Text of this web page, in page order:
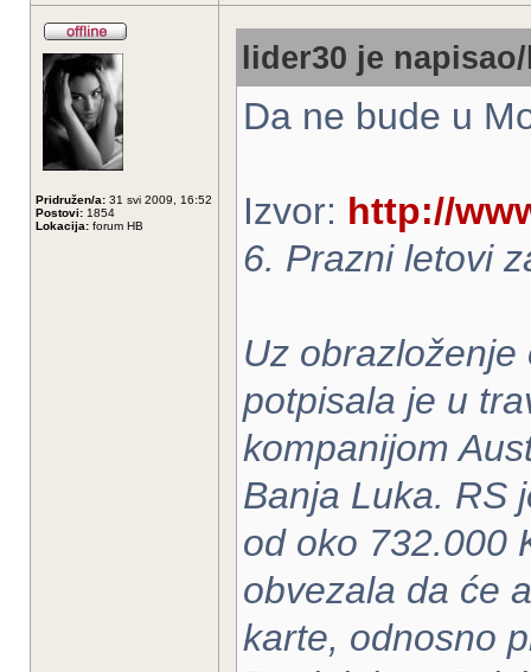
Pridružen/a: 31 svi 2009, 16:52
Postovi: 1854
Lokacija: forum HB
lider30 je
Da ne bude u
Izvor: http://
6. Prazni letovi
Uz
potpisala je u
kompanijom
Banja Luka. RS
od oko 732.000
obvezala da će
karte, odnosno